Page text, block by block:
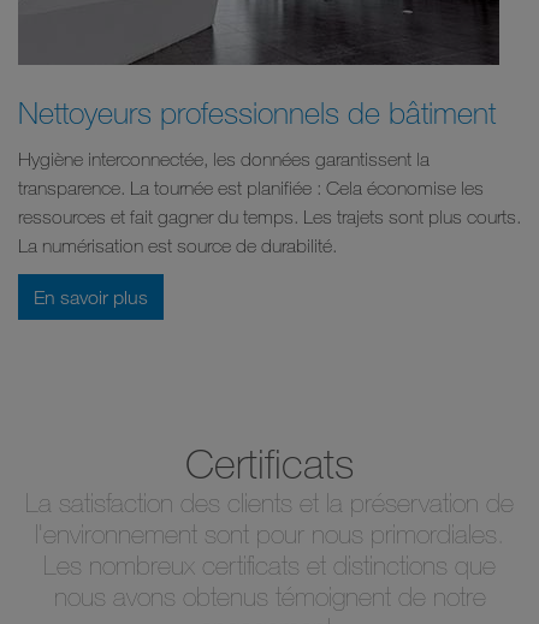
Nettoyeurs professionnels de bâtiment
Hygiène interconnectée, les données garantissent la
transparence. La tournée est planifiée : Cela économise les
ressources et fait gagner du temps. Les trajets sont plus courts.
La numérisation est source de durabilité.
En savoir plus
Certificats
La satisfaction des clients et la préservation de
l'environnement sont pour nous primordiales.
Les nombreux certificats et distinctions que
nous avons obtenus témoignent de notre